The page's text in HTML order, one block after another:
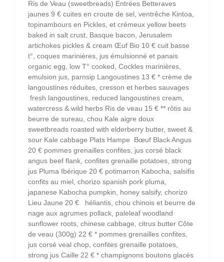
Ris de Veau (sweetbreads) Entrées Betteraves
jaunes 9 € cuites en croute de sel, ventrêche Kintoa,
topinambours en Pickles, et crémeux yellow beets
baked in salt crust, Basque bacon, Jerusalem
artichokes pickles & cream Œuf Bio 10 € cuit basse
t°, coques marinières, jus émulsionné et panais
organic egg, low T° cooked, Cockles marinières,
emulsion jus, parnsip Langoustines 13 € * crème de
langoustines réduites, cresson et herbes sauvages
fresh langoustines, reduced langoustines cream,
watercress & wild herbs Ris de veau 15 € ** rôtis au
beurre de sureau, chou Kale aigre doux
sweetbreads roasted with elderberry butter, sweet &
sour Kale cabbage Plats Hampe Bœuf Black Angus
20 € pommes grenailles confites, jus corsé black
angus beef flank, confites grenaille potatoes, strong
jus Pluma Ibérique 20 € potimarron Kabocha, salsifis
confits au miel, chorizo spanish pork pluma,
japanese Kabocha pumpkin, honey salsify, chorizo
Lieu Jaune 20 € héliantis, chou chinois et beurre de
nage aux agrumes pollack, paleleaf woodland
sunflower roots, chinese cabbage, citrus butter Côte
de veau (300g) 22 € * pommes grenailles confites,
jus corsé veal chop, confites grenaille potatoes,
strong jus Caille 22 € * champignons boutons glacés